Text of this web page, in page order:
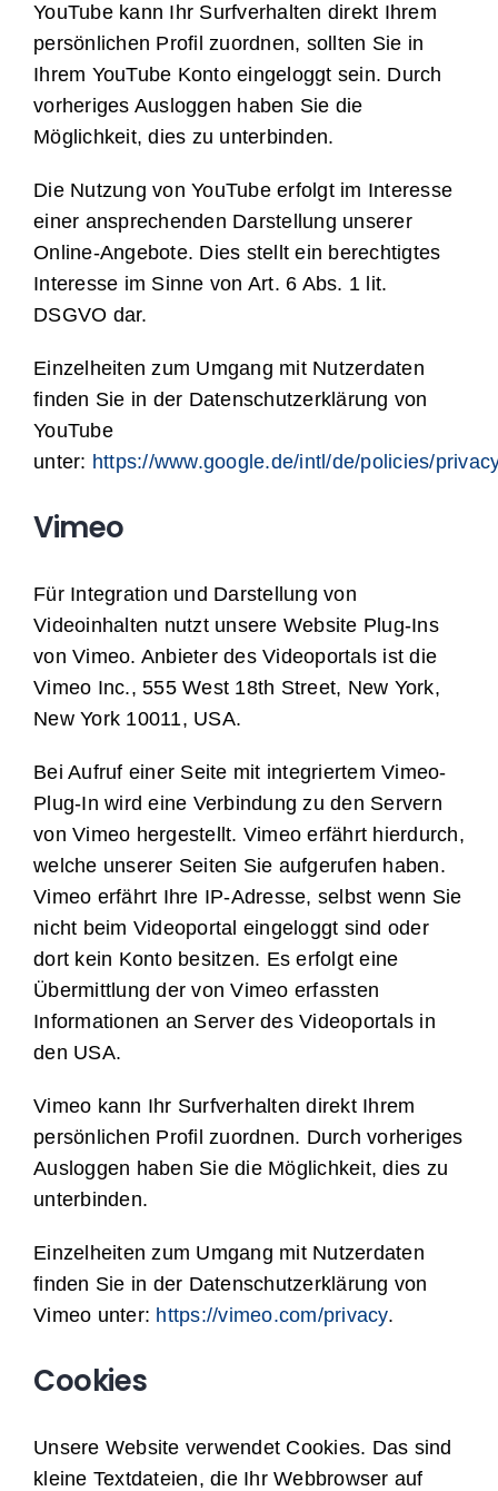
YouTube kann Ihr Surfverhalten direkt Ihrem
persönlichen Profil zuordnen, sollten Sie in
Ihrem YouTube Konto eingeloggt sein. Durch
vorheriges Ausloggen haben Sie die
Möglichkeit, dies zu unterbinden.
Die Nutzung von YouTube erfolgt im Interesse
einer ansprechenden Darstellung unserer
Online-Angebote. Dies stellt ein berechtigtes
Interesse im Sinne von Art. 6 Abs. 1 lit.
DSGVO dar.
Einzelheiten zum Umgang mit Nutzerdaten
finden Sie in der Datenschutzerklärung von
YouTube
unter: https://www.google.de/intl/de/policies/
Vimeo
Für Integration und Darstellung von
Videoinhalten nutzt unsere Website Plug-Ins
von Vimeo. Anbieter des Videoportals ist die
Vimeo Inc., 555 West 18th Street, New York,
New York 10011, USA.
Bei Aufruf einer Seite mit integriertem Vimeo-
Plug-In wird eine Verbindung zu den Servern
von Vimeo hergestellt. Vimeo erfährt hierdurch,
welche unserer Seiten Sie aufgerufen haben.
Vimeo erfährt Ihre IP-Adresse, selbst wenn Sie
nicht beim Videoportal eingeloggt sind oder
dort kein Konto besitzen. Es erfolgt eine
Übermittlung der von Vimeo erfassten
Informationen an Server des Videoportals in
den USA.
Vimeo kann Ihr Surfverhalten direkt Ihrem
persönlichen Profil zuordnen. Durch vorheriges
Ausloggen haben Sie die Möglichkeit, dies zu
unterbinden.
Einzelheiten zum Umgang mit Nutzerdaten
finden Sie in der Datenschutzerklärung von
Vimeo unter: https://vimeo.com/privacy.
Cookies
Unsere Website verwendet Cookies. Das sind
kleine Textdateien, die Ihr Webbrowser auf